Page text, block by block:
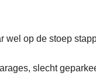
op de stoep
slecht